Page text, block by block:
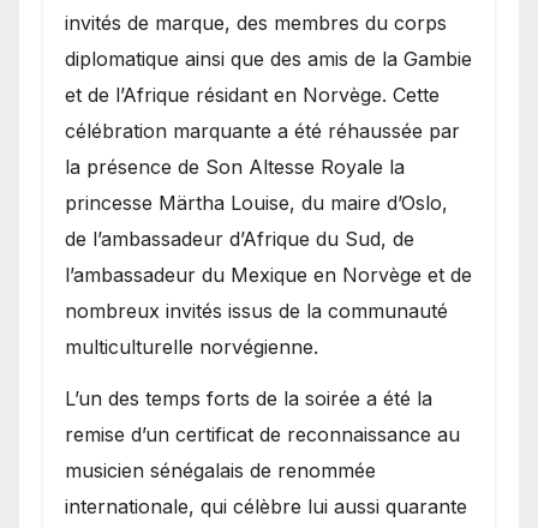
invités de marque, des membres du corps
diplomatique ainsi que des amis de la Gambie
et de l’Afrique résidant en Norvège. Cette
célébration marquante a été réhaussée par
la présence de Son Altesse Royale la
princesse Märtha Louise, du maire d’Oslo,
de l’ambassadeur d’Afrique du Sud, de
l’ambassadeur du Mexique en Norvège et de
nombreux invités issus de la communauté
multiculturelle norvégienne.
​L’un des temps forts de la soirée a été la
remise d’un certificat de reconnaissance au
musicien sénégalais de renommée
internationale, qui célèbre lui aussi quarante